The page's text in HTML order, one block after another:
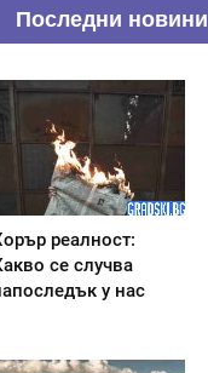
Последни новини
реалност:
се случва
у нас